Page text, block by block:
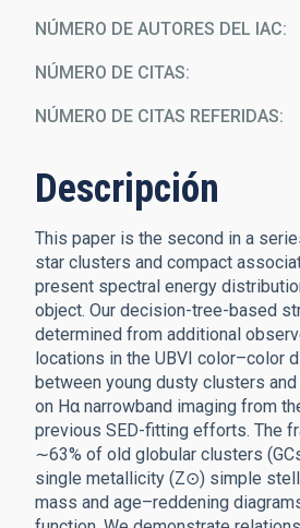
NÚMERO DE AUTORES DEL IAC
NÚMERO DE CITAS
NÚMERO DE CITAS REFERIDAS
Descripción
This paper is the second in a
star clusters and compact
present spectral energy
object. Our decision-tree-based
determined from additional
locations in the UBVI color–color
between young dusty clusters
on Hα narrowband imaging from
previous SED-fitting efforts. The
∼63% of old globular clusters
single metallicity (Z⊙) simple
mass and age–reddening